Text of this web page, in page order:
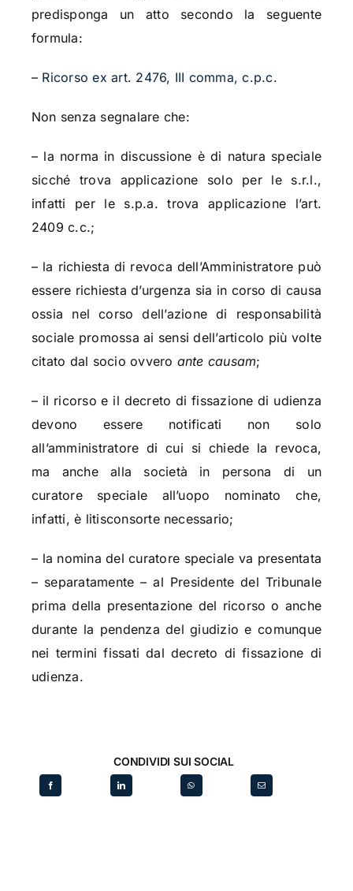
predisponga un atto secondo la seguente
formula:
– Ricorso ex art. 2476, III comma, c.p.c.
Non senza segnalare che:
– la norma in discussione è di natura speciale
sicché trova applicazione solo per le s.r.l.,
infatti per le s.p.a. trova applicazione l’art.
2409 c.c.;
– la richiesta di revoca dell’Amministratore può
essere richiesta d’urgenza sia in corso di causa
ossia nel corso dell’azione di responsabilità
sociale promossa ai sensi dell’articolo più volte
citato dal socio ovvero ante causam;
– il ricorso e il decreto di fissazione di udienza
devono essere notificati non solo
all’amministratore di cui si chiede la revoca,
ma anche alla società in persona di un
curatore speciale all’uopo nominato che,
infatti, è litisconsorte necessario;
– la nomina del curatore speciale va presentata
– separatamente – al Presidente del Tribunale
prima della presentazione del ricorso o anche
durante la pendenza del giudizio e comunque
nei termini fissati dal decreto di fissazione di
udienza.
CONDIVIDI SUI SOCIAL